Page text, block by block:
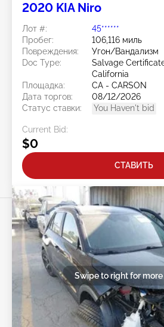
2020 KIA Niro
Лот #:
45******
Пробег:
106,116 миль
Повреждения:
Угон/Вандализм
Doc Type:
Salvage
California
Площадка:
CA - CARSON
Дата торгов:
08/12/2026
Статус ставки:
You Haven't bid
Current Bid:
$0
СТАВИТЬ
Swipe to right for